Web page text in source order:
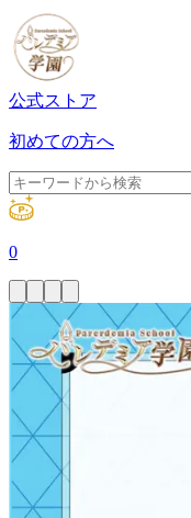
公式ストア
初めての方へ
0